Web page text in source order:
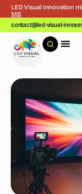
LED Visual Innovation
M6
contact@led-visual-